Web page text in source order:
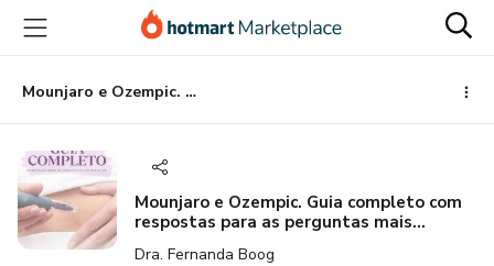
para
conteúdo
principal
para
pagamento
para
rodapé
Mounjaro e Ozempic. Guia completo com respostas para as perguntas mais comuns
Mounjaro e Ozempic. Guia completo com
respostas para as perguntas mais
Dra. Fernanda Boog